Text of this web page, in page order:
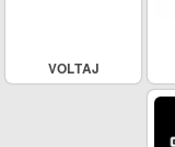
VOLTAJ